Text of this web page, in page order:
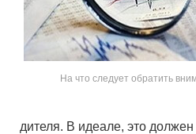
На что следует обратить
дителя. В идеале, это